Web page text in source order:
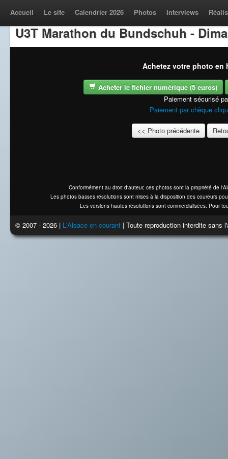
Accueil Le site Calendrier 2026 Photos Interviews
U3T Marathon du Bundschuh -
Achetez votre photo en
Acheter le fichier numérique (5 euros)
Paiement sécurisé
Paiement par chèque
<< Photo précédente
Conformément au droit d'auteur, ces photos sont la propriété de
Les photos basses résolutions sont mises à la disposition des coureurs
Les versions hautes résolutions sont commercialisées. Pour
© 2007 - 2026 | L'Alsace en courant | Toute reproduction interdite sans